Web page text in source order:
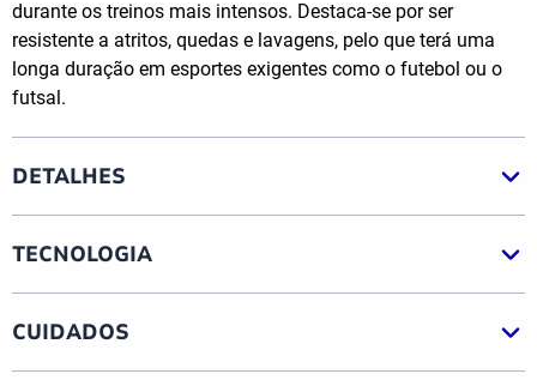
durante os treinos mais intensos. Destaca-se por ser
resistente a atritos, quedas e lavagens, pelo que terá uma
longa duração em esportes exigentes como o futebol ou o
futsal.
DETALHES
TECNOLOGIA
CUIDADOS